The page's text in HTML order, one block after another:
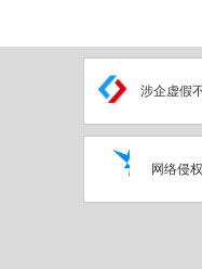
涉企虚假
网络侵